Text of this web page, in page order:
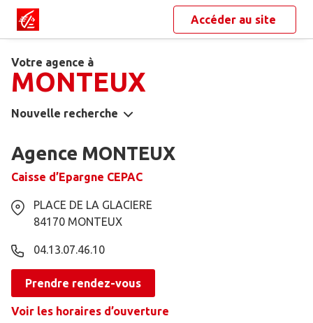
Accéder au site
Votre agence à
MONTEUX
Nouvelle recherche
Agence MONTEUX
Caisse d’Epargne CEPAC
PLACE DE LA GLACIERE
84170 MONTEUX
04.13.07.46.10
Prendre rendez-vous
Voir les horaires d’ouverture